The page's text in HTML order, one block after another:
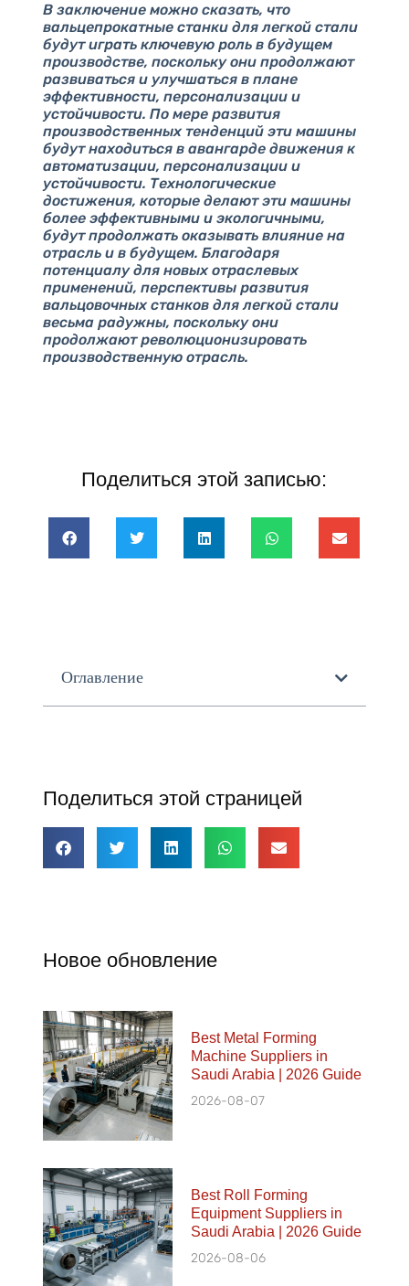
В заключение можно сказать, что
вальцепрокатные станки для легкой стали
будут играть ключевую роль в будущем
производстве, поскольку они продолжают
развиваться и улучшаться в плане
эффективности, персонализации и
устойчивости. По мере развития
производственных тенденций эти машины
будут находиться в авангарде движения к
автоматизации, персонализации и
устойчивости. Технологические
достижения, которые делают эти машины
более эффективными и экологичными,
будут продолжать оказывать влияние на
отрасль и в будущем. Благодаря
потенциалу для новых отраслевых
применений, перспективы развития
вальцовочных станков для легкой стали
весьма радужны, поскольку они
продолжают революционизировать
производственную отрасль.
Поделиться этой записью:
Оглавление
Поделиться этой страницей
Новое обновление
Best Metal Forming
Machine Suppliers in
Saudi Arabia | 2026 Guide
2026-08-07
Best Roll Forming
Equipment Suppliers in
Saudi Arabia | 2026 Guide
2026-08-06